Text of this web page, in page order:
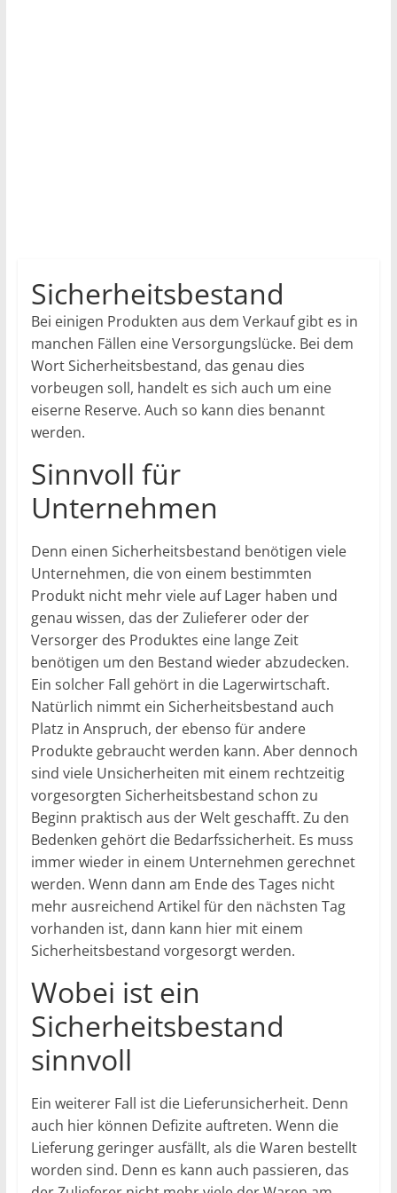
Sicherheitsbestand
Bei einigen Produkten aus dem Verkauf gibt es in
manchen Fällen eine Versorgungslücke. Bei dem
Wort Sicherheitsbestand, das genau dies
vorbeugen soll, handelt es sich auch um eine
eiserne Reserve. Auch so kann dies benannt
werden.
Sinnvoll für
Unternehmen
Denn einen Sicherheitsbestand benötigen viele
Unternehmen, die von einem bestimmten
Produkt nicht mehr viele auf Lager haben und
genau wissen, das der Zulieferer oder der
Versorger des Produktes eine lange Zeit
benötigen um den Bestand wieder abzudecken.
Ein solcher Fall gehört in die Lagerwirtschaft.
Natürlich nimmt ein Sicherheitsbestand auch
Platz in Anspruch, der ebenso für andere
Produkte gebraucht werden kann. Aber dennoch
sind viele Unsicherheiten mit einem rechtzeitig
vorgesorgten Sicherheitsbestand schon zu
Beginn praktisch aus der Welt geschafft. Zu den
Bedenken gehört die Bedarfssicherheit. Es muss
immer wieder in einem Unternehmen gerechnet
werden. Wenn dann am Ende des Tages nicht
mehr ausreichend Artikel für den nächsten Tag
vorhanden ist, dann kann hier mit einem
Sicherheitsbestand vorgesorgt werden.
Wobei ist ein
Sicherheitsbestand
sinnvoll
Ein weiterer Fall ist die Lieferunsicherheit. Denn
auch hier können Defizite auftreten. Wenn die
Lieferung geringer ausfällt, als die Waren bestellt
worden sind. Denn es kann auch passieren, das